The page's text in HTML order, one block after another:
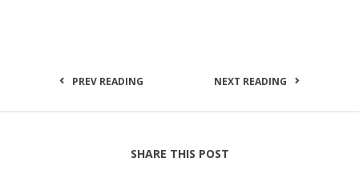
PREV READING NEXT READING
SHARE THIS POST